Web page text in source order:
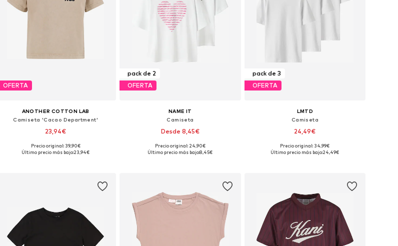
OFERTA
ANOTHER COTTON LAB
Camiseta 'Cacao Department'
23,94€
Disponible en muchas tallas
Precio original: 39,90€
Último precio más bajo:23,94€
pack de 2
OFERTA
NAME IT
Camiseta
Desde 8,45€
Precio original: 24,90€
Último precio más bajo:8,45€
pack de 3
OFERTA
LMTD
Camiseta
24,49€
Precio original: 34,99€
Último precio más bajo:24,49€